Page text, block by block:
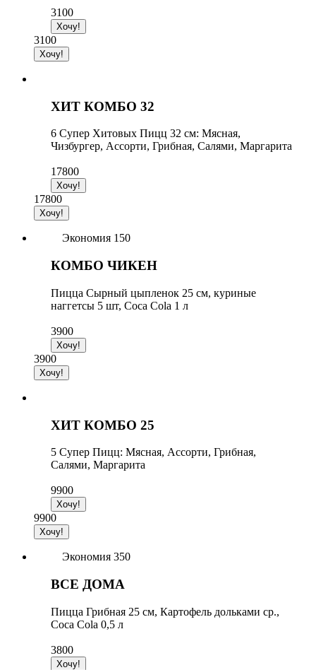
3100
3100
ХИТ КОМБО 32
6 Супер Хитовых Пицц 32 см: Мясная,
Чизбургер, Ассорти, Грибная, Салями, Маргарита
17800
17800
Экономия 150
КОМБО ЧИКЕН
Пицца Сырный цыпленок 25 см, куриные
наггетсы 5 шт, Coca Cola 1 л
3900
3900
ХИТ КОМБО 25
5 Супер Пицц: Мясная, Ассорти, Грибная,
Салями, Маргарита
9900
9900
Экономия 350
ВСЕ ДОМА
Пицца Грибная 25 см, Картофель дольками ср.,
Coca Cola 0,5 л
3800